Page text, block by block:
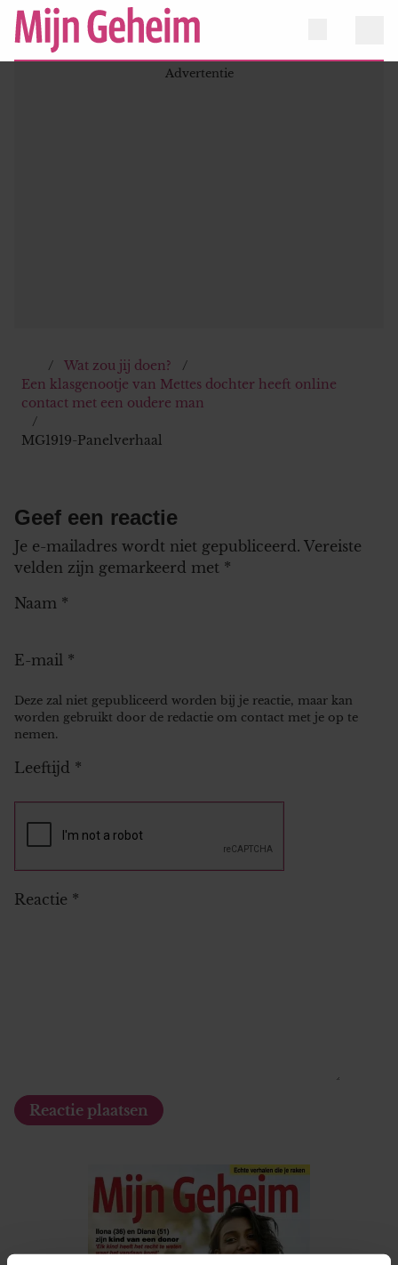
Wat zou jij doen?
Een klasgenootje van Mettes dochter heeft online
contact met een oudere man
MG1919-Panelverhaal
Geef een reactie
Je e-mailadres wordt niet gepubliceerd. Vereiste
velden zijn gemarkeerd met *
Naam *
E-mail *
Deze zal niet gepubliceerd worden bij je reactie, maar kan
worden gebruikt door de redactie om contact met je op te
nemen.
Leeftijd *
Reactie *